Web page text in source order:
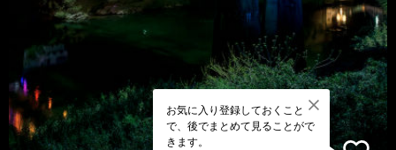
お気に入り登録しておくこと
で、後でまとめて見ることがで
きます。